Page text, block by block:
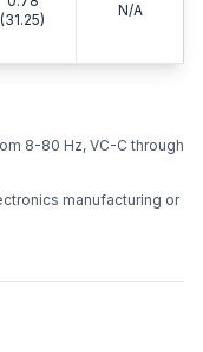
(31.25)
N/A
8-80 Hz, VC-C through
manufacturing or